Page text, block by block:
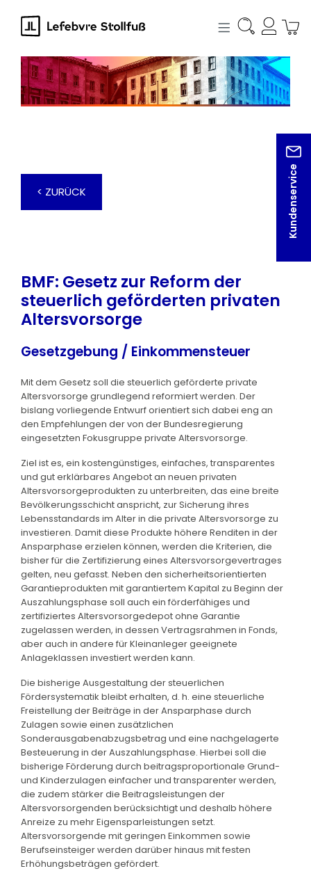
springen
Kundenservice
< ZURÜCK
BMF: Gesetz zur Reform der
steuerlich geförderten privaten
Altersvorsorge
Gesetzgebung / Einkommensteuer
Mit dem Gesetz soll die steuerlich geförderte private
Altersvorsorge grundlegend reformiert werden. Der
bislang vorliegende Entwurf orientiert sich dabei eng an
den Empfehlungen der von der Bundesregierung
eingesetzten Fokusgruppe private Altersvorsorge.
Ziel ist es, ein kostengünstiges, einfaches, transparentes
und gut erklärbares Angebot an neuen privaten
Altersvorsorgeprodukten zu unterbreiten, das eine breite
Bevölkerungsschicht anspricht, zur Sicherung ihres
Lebensstandards im Alter in die private Altersvorsorge zu
investieren. Damit diese Produkte höhere Renditen in der
Ansparphase erzielen können, werden die Kriterien, die
bisher für die Zertifizierung eines Altersvorsorgevertrages
gelten, neu gefasst. Neben den sicherheitsorientierten
Garantieprodukten mit garantiertem Kapital zu Beginn der
Auszahlungsphase soll auch ein förderfähiges und
zertifiziertes Altersvorsorgedepot ohne Garantie
zugelassen werden, in dessen Vertragsrahmen in Fonds,
aber auch in andere für Kleinanleger geeignete
Anlageklassen investiert werden kann.
Die bisherige Ausgestaltung der steuerlichen
Fördersystematik bleibt erhalten, d. h. eine steuerliche
Freistellung der Beiträge in der Ansparphase durch
Zulagen sowie einen zusätzlichen
Sonderausgabenabzugsbetrag und eine nachgelagerte
Besteuerung in der Auszahlungsphase. Hierbei soll die
bisherige Förderung durch beitragsproportionale Grund-
und Kinderzulagen einfacher und transparenter werden,
die zudem stärker die Beitragsleistungen der
Altersvorsorgenden berücksichtigt und deshalb höhere
Anreize zu mehr Eigensparleistungen setzt.
Altersvorsorgende mit geringen Einkommen sowie
Berufseinsteiger werden darüber hinaus mit festen
Erhöhungsbeträgen gefördert.